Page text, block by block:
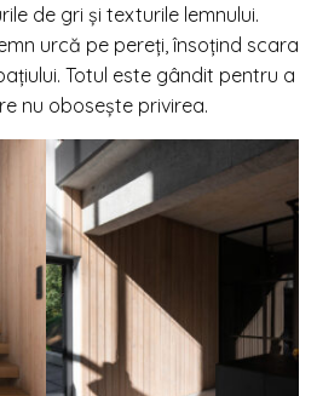
de gri și texturile lemnului.
urcă pe pereți, însoțind scara
Totul este gândit pentru a
nu obosește privirea.